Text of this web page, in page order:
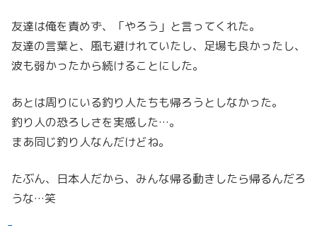
友達は俺を責めず、「やろう」と言ってくれた。
友達の言葉と、風も避けれていたし、足場も良かったし、
波も弱かったから続けることにした。
あとは周りにいる釣り人たちも帰ろうとしなかった。
釣り人の恐ろしさを実感した…。
まあ同じ釣り人なんだけどね。
たぶん、日本人だから、みんな帰る動きしたら帰るんだろ
うな…笑